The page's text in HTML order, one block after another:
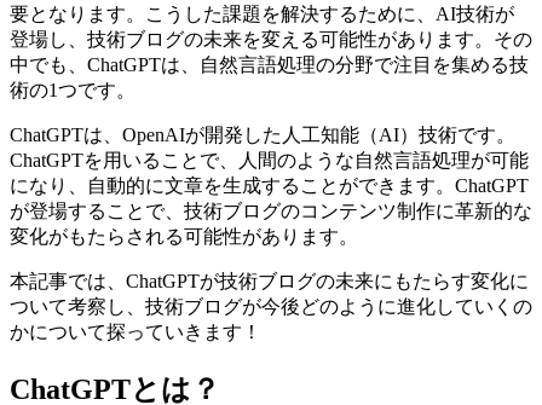
要となります。こうした課題を解決するために、AI技術が
登場し、技術ブログの未来を変える可能性があります。その
中でも、ChatGPTは、自然言語処理の分野で注目を集める技
術の1つです。
ChatGPTは、OpenAIが開発した人工知能（AI）技術です。
ChatGPTを用いることで、人間のような自然言語処理が可能
になり、自動的に文章を生成することができます。ChatGPT
が登場することで、技術ブログのコンテンツ制作に革新的な
変化がもたらされる可能性があります。
本記事では、ChatGPTが技術ブログの未来にもたらす変化に
ついて考察し、技術ブログが今後どのように進化していくの
かについて探っていきます！
ChatGPTとは？